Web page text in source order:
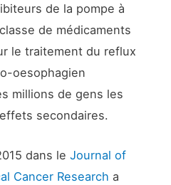
de la pompe à
de médicaments
le traitement du reflux
oesophagien
millions de gens les
secondaires.
dans leJournal of
Cancer Research a